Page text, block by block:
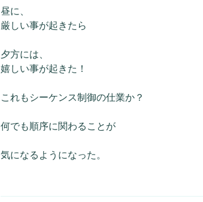
昼に、
厳しい事が起きたら
夕方には、
嬉しい事が起きた！
これもシーケンス制御の仕業か？
何でも順序に関わることが
気になるようになった。